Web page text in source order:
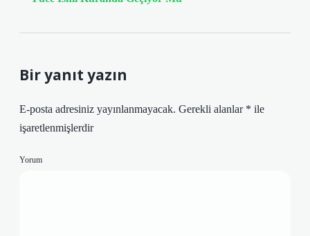
Bir yanıt yazın
E-posta adresiniz yayınlanmayacak. Gerekli alanlar * ile
işaretlenmişlerdir
Yorum